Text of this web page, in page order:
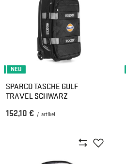
NEU
SPARCO TASCHE GULF
TRAVEL SCHWARZ
152,10 € / artikel